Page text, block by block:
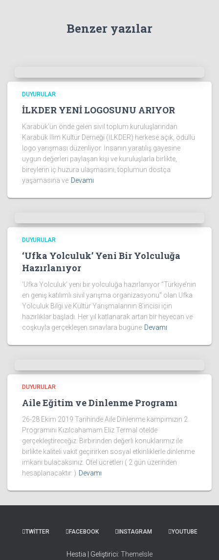
Benzer yazılar
DUYURULAR
İLKDER YENİ LOGOSUNU ARIYOR
Karabük’ün önde gelen sivil toplum kuruluşlarından
Karabük İlim Kültür Derneği (İLKDER) herkese açık, ödüllü
logo yarışması düzenliyor. İnsanın yaratılış gayesine
uygun değerleri paylaşan kişi ve kuruluşlarla birlikte,
bireylerin iç huzura ulaşmasını, toplumun dostça
yaşamasına ve Devamı
DUYURULAR
‘Ufka Yolculuk’ Yeni Bir Yolculuğa
Hazırlanıyor
‘Ufka Yolculuk’ yeni bir yolculuğa hazırlanıyor “Türkiye’nin
en geniş katılımlı sivil yarışma organizasyonu” olan Ufka
Yolculuk Bilgi ve Kültür Yarışmalarının 8’incisi için
hazırlıklar başladı. Her yıl katlanarak artan bir heyecan ve
coşkuyla gerçekleşen sınavlara bugüne Devamı
DUYURULAR
Aile Eğitim ve Dinlenme Programı
26-28 Ekim 2019 Tarihinde Aile Dinlenme kampımızın 2.
Programını Kızılcahamam Eliz Termal otelde
gerçekleştireceğiz. Birbirinden değerli konuklarımız ile
birlikte kaliteli vakit geçirirken sosyal etkinliklerle dinlenme
imkanı bulacaksınız. Otel ücretleri ( 2 gün üzerinden
hesaplanacaktır. ) Devamı
TWITTER FACEBOOK INSTAGRAM YOUTUBE
Hestia | Geliştirici: ThemeIsle